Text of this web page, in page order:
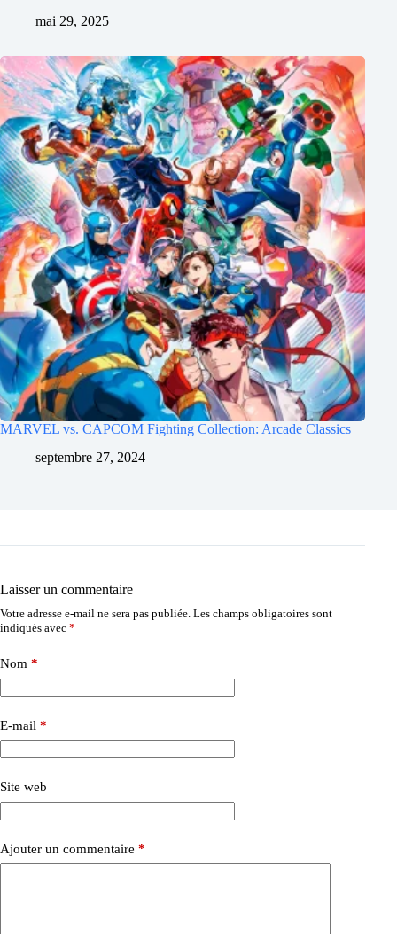
mai 29, 2025
MARVEL vs. CAPCOM Fighting Collection: Arcade Classics
septembre 27, 2024
Laisser un commentaire
Votre adresse e-mail ne sera pas publiée. Les champs obligatoires sont
indiqués avec *
Nom *
E-mail *
Site web
Ajouter un commentaire *